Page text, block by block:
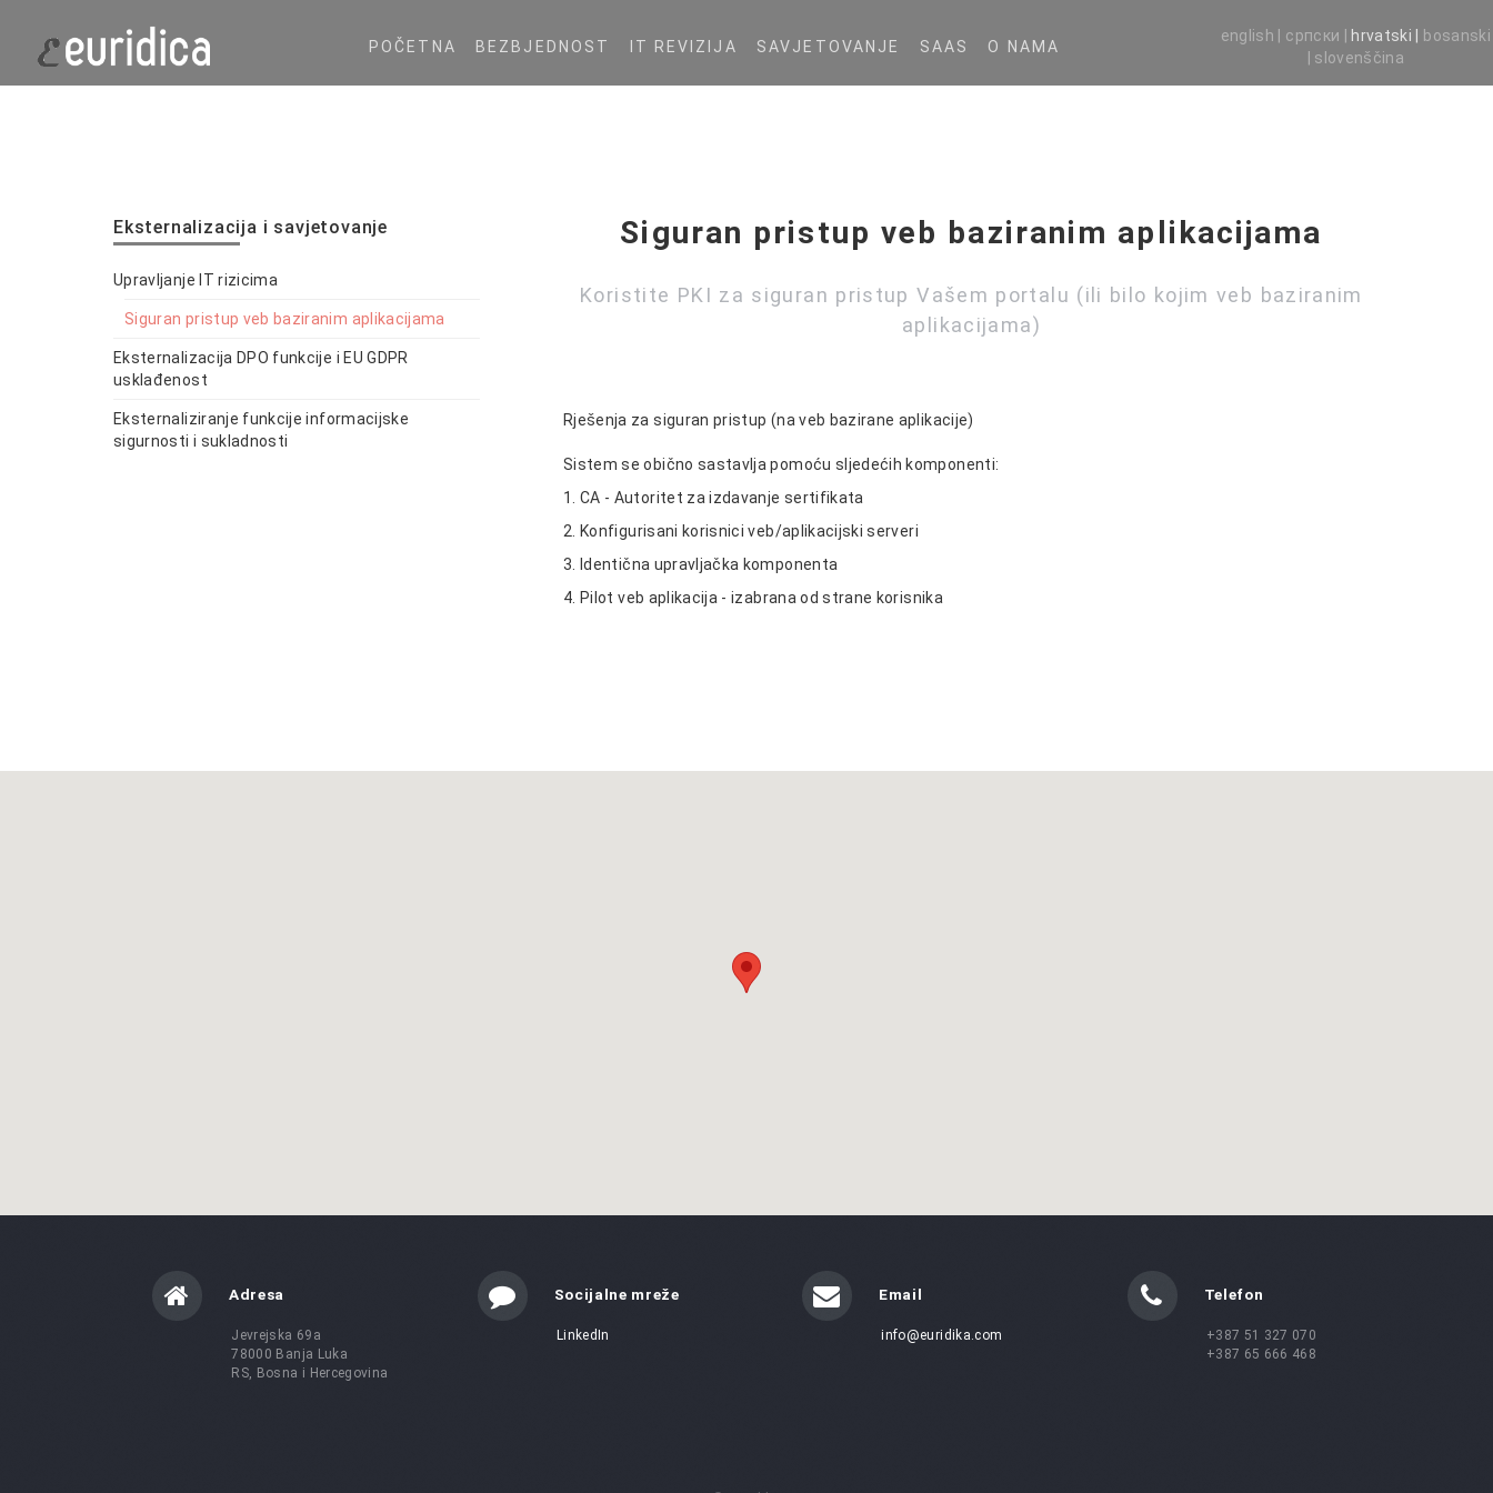
POČETNA BEZBJEDNOST IT REVIZIJA SAVJETOVANJE SAAS O NAMA
english | српски | hrvatski |
bosanski
slovenščina
Eksternalizacija i savjetovanje
Upravljanje IT rizicima
Siguran pristup veb baziranim aplikacijama
Eksternalizacija DPO funkcije i EU GDPR
usklađenost
Eksternaliziranje funkcije informacijske
sigurnosti i sukladnosti
Siguran pristup veb baziranim aplikacijama
Koristite PKI za siguran pristup Vašem portalu (ili bilo kojim veb baziranim
aplikacijama)
Rješenja za siguran pristup (na veb bazirane aplikacije)
Sistem se obično sastavlja pomoću sljedećih komponenti:
1. CA - Autoritet za izdavanje sertifikata
2. Konfigurisani korisnici veb/aplikacijski serveri
3. Identična upravljačka komponenta
4. Pilot veb aplikacija - izabrana od strane korisnika
Adresa
Jevrejska 69a
78000 Banja Luka
RS, Bosna i Hercegovina
Socijalne mreže
LinkedIn
Email
info@euridika.com
Telefon
+387 51 327 070
+387 65 666 468